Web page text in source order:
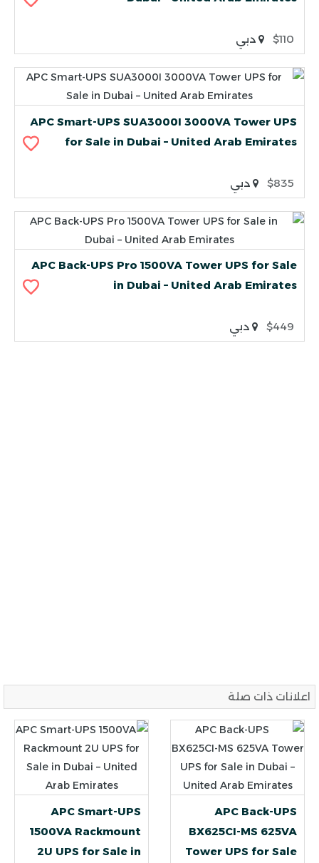
$110 دبي
APC Smart-UPS SUA3000I 3000VA Tower UPS
for Sale in Dubai – United Arab Emirates
$835 دبي
APC Back-UPS Pro 1500VA Tower UPS for Sale
in Dubai – United Arab Emirates
$449 دبي
اعلانات ذات صلة
APC Back-UPS
BX625CI-MS 625VA
Tower UPS for Sale
APC Smart-UPS
1500VA Rackmount
2U UPS for Sale in